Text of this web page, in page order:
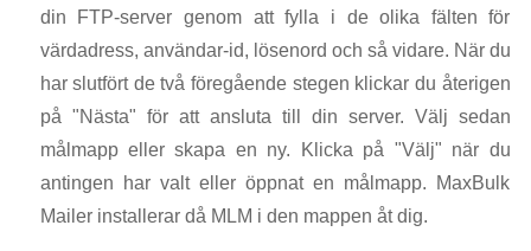
din FTP-server genom att fylla i de olika fälten för
värdadress, användar-id, lösenord och så vidare. När du
har slutfört de två föregående stegen klickar du återigen
på "Nästa" för att ansluta till din server. Välj sedan
målmapp eller skapa en ny. Klicka på "Välj" när du
antingen har valt eller öppnat en målmapp. MaxBulk
Mailer installerar då MLM i den mappen åt dig.